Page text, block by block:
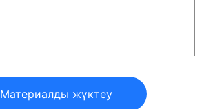
Материалды жүктеу